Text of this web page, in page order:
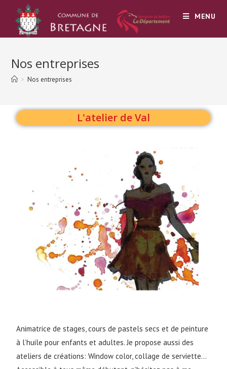
MENU
Nos entreprises
> Nos entreprises
L'atelier de Val
Animatrice de stages, cours de pastels secs et de peinture
à l’huile pour enfants et adultes. Je propose aussi des
ateliers de créations: Window color, collage de serviette…